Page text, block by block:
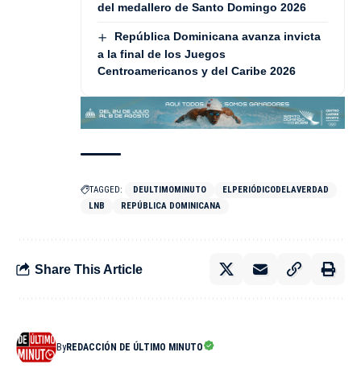
del medallero de Santo Domingo 2026
República Dominicana avanza invicta
a la final de los Juegos
Centroamericanos y del Caribe 2026
TAGGED: DEULTIMOMINUTO
ELPERIÓDICODELAVERDAD
LNB
REPÚBLICA DOMINICANA
Share This Article
ByREDACCIÓN DE ÚLTIMO MINUTO